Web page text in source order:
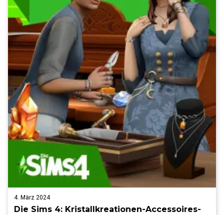
4. März 2024
Die Sims 4: Kristallkreationen-Accessoires-